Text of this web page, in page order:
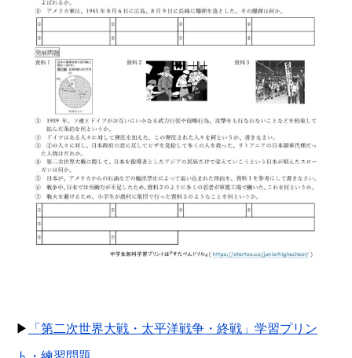
▶ 「第二次世界大戦・太平洋戦争・終戦」学習プリン